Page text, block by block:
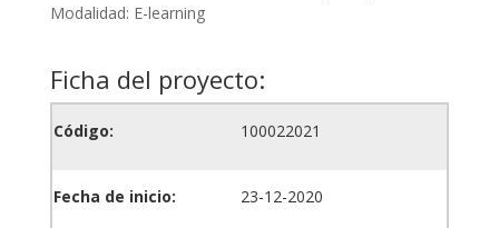
Modalidad: E-learning
Ficha del proyecto:
Código: 100022021
Fecha de inicio: 23-12-2020